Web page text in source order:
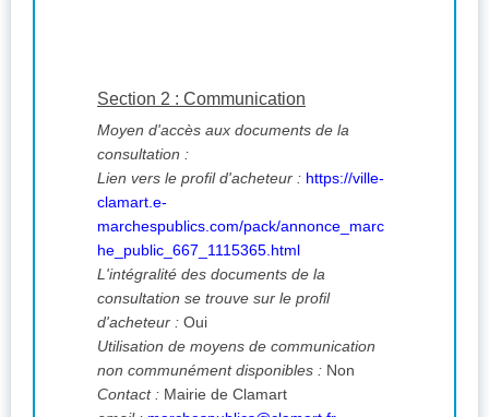
Section 2 : Communication
Moyen d'accès aux documents de la
consultation :
Lien vers le profil d'acheteur : https://ville-
clamart.e-
marchespublics.com/pack/annonce_marc
he_public_667_1115365.html
L'intégralité des documents de la
consultation se trouve sur le profil
d'acheteur : Oui
Utilisation de moyens de communication
non communément disponibles : Non
Contact : Mairie de Clamart